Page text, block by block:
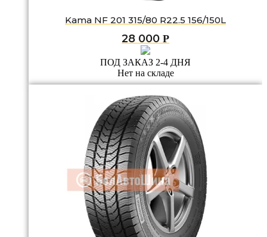
Kama NF 201 315/80 R22.5 156/150L
28 000 Р
ПОД ЗАКАЗ 2-4 ДНЯ
Нет на складе